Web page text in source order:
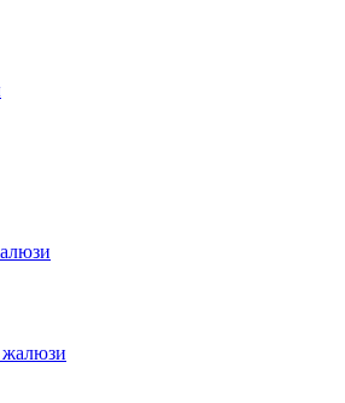
жалюзи